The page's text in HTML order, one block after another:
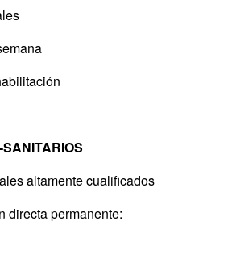
altamente cualificados
directa permanente: